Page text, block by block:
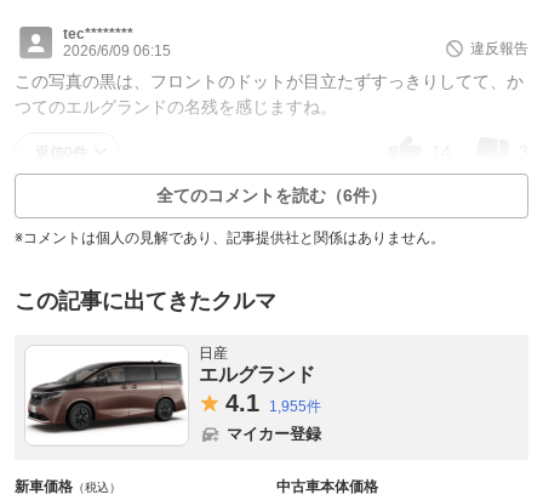
tec********
2026/6/09 06:15
違反報告
この写真の黒は、フロントのドットが目立たずすっきりしてて、か
つてのエルグランドの名残を感じますね。
全てのコメントを読む（6件）
※コメントは個人の見解であり、記事提供社と関係はありません。
この記事に出てきたクルマ
日産
エルグランド
4.1 1,955件
マイカー登録
新車価格 （税込） 中古車本体価格